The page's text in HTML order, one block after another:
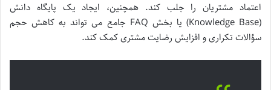
اعتماد مشتریان را جلب کند. همچنین، ایجاد یک پایگاه دانش
(Knowledge Base) یا بخش FAQ جامع می تواند به کاهش حجم
سؤالات تکراری و افزایش رضایت مشتری کمک کند.